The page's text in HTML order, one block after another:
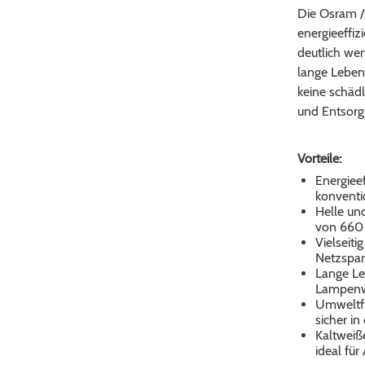
Die Osram
deutlich
lange
keine
und
Vorteile:
Helle
von 660
Lange
sicher in
ideal für